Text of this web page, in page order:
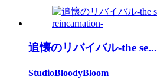
追懐のリバイバル-the se...
StudioBloodyBloom